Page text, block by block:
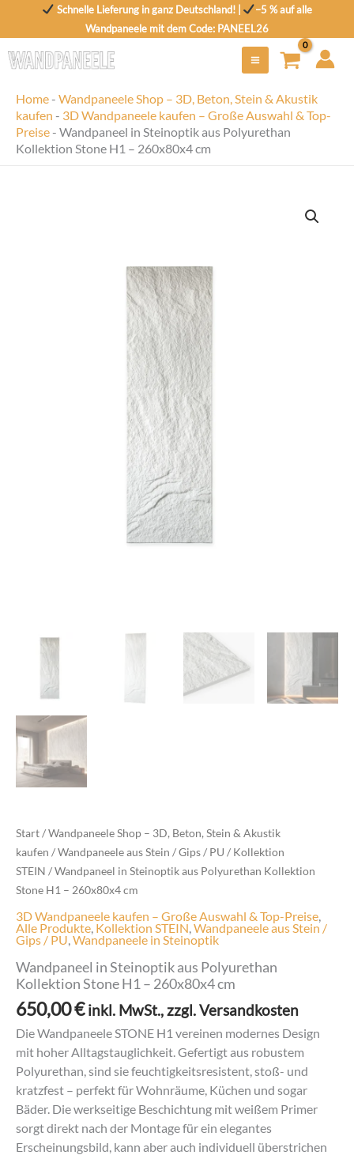
Schnelle Lieferung in ganz Deutschland! |
–5 % auf alle
Wandpaneele mit dem Code: PANEEL26
Home- Wandpaneele Shop – 3D, Beton, Stein & Akustik
kaufen - 3D Wandpaneele kaufen – Große Auswahl & Top-
Preise- Wandpaneel in Steinoptik aus Polyurethan
Kollektion Stone H1 – 260x80x4 cm
Start/Wandpaneele Shop – 3D, Beton, Stein & Akustik
kaufen /Wandpaneele aus Stein / Gips / PU / Kollektion
STEIN / Wandpaneel in Steinoptik aus Polyurethan Kollektion
Stone H1 – 260x80x4 cm
3D Wandpaneele kaufen – Große Auswahl & Top-Preise,
Alle Produkte, Kollektion STEIN,Wandpaneele aus Stein /
Gips / PU,Wandpaneele in Steinoptik
Wandpaneel in Steinoptik aus Polyurethan
Kollektion Stone H1 – 260x80x4 cm
650,00€ inkl. MwSt., zzgl. Versandkosten
Die Wandpaneele STONE H1 vereinen modernes Design
mit hoher Alltagstauglichkeit. Gefertigt aus robustem
Polyurethan, sind sie feuchtigkeitsresistent, stoß- und
kratzfest – perfekt für Wohnräume, Küchen und sogar
Bäder. Die werkseitige Beschichtung mit weißem Primer
sorgt direkt nach der Montage für ein elegantes
Erscheinungsbild, kann aber auch individuell überstrichen